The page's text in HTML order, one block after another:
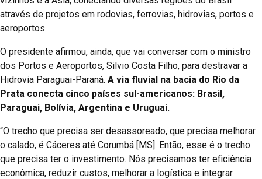
através de projetos em rodovias, ferrovias, hidrovias, portos e
aeroportos.
O presidente afirmou, ainda, que vai conversar com o ministro
dos Portos e Aeroportos, Silvio Costa Filho, para destravar a
Hidrovia Paraguai-Paraná. A via fluvial na bacia do Rio da
Prata conecta cinco países sul-americanos: Brasil,
Paraguai, Bolívia, Argentina e Uruguai.
“O trecho que precisa ser desassoreado, que precisa melhorar
o calado, é Cáceres até Corumbá [MS]. Então, esse é o trecho
que precisa ter o investimento. Nós precisamos ter eficiência
econômica, reduzir custos, melhorar a logística e integrar